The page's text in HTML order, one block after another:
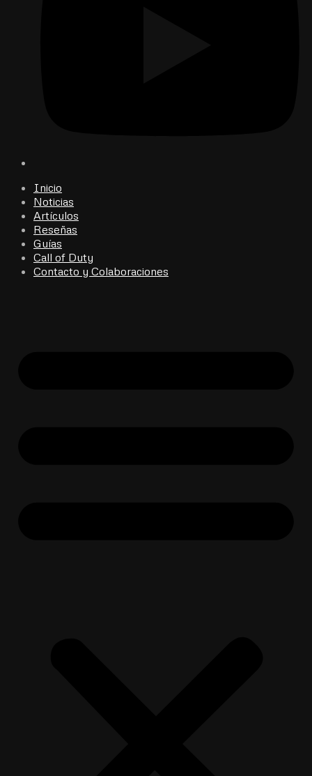
Inicio
Noticias
Artículos
Reseñas
Guías
Call of Duty
Contacto y Colaboraciones